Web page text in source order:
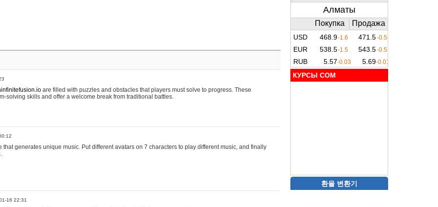
are filled with puzzles and obstacles that players must solve to progress. These
solving skills and offer a welcome break from traditional battles.
that generates unique music. Put different avatars on 7 characters to play different music, and finally
16 22:31
КУРСЫ COM
환율 변환기